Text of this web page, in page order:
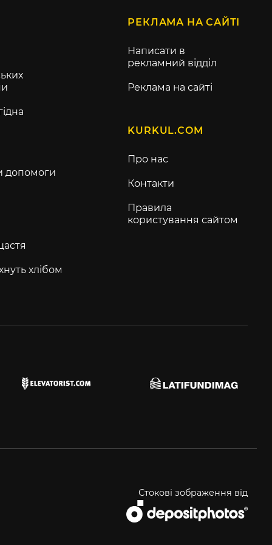
допомоги
хлібом
РЕКЛАМА НА САЙТІ
Написати в
рекламний відділ
Реклама на сайті
KURKUL.COM
Про нас
Контакти
Правила
користування сайтом
Стокові зображення від